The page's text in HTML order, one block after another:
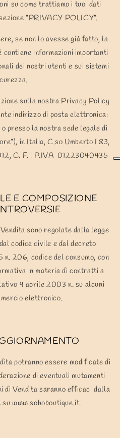
su come trattiamo i tuoi dati
“PRIVACY POLICY”.
se non lo avesse già fatto, la
informazioni importanti
dei nostri utenti e sui sistemi
sulla nostra Privacy Policy
indirizzo di posta elettronica:
o presso la nostra sede legale di
in Italia, C.so Umberto I 83,
C. F. | P.IVA 01223040435
E COMPOSIZIONE
sono regolate dalla legge
codice civile e dal decreto
206, codice del consumo, con
in materia di contratti a
9 aprile 2003 n. su alcuni
elettronico.
potranno essere modificate di
di eventuali mutamenti
di Vendita saranno efficaci dalla
www.sohoboutique.it.